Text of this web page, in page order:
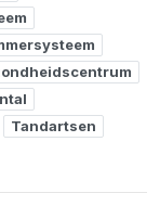
Tandartsen